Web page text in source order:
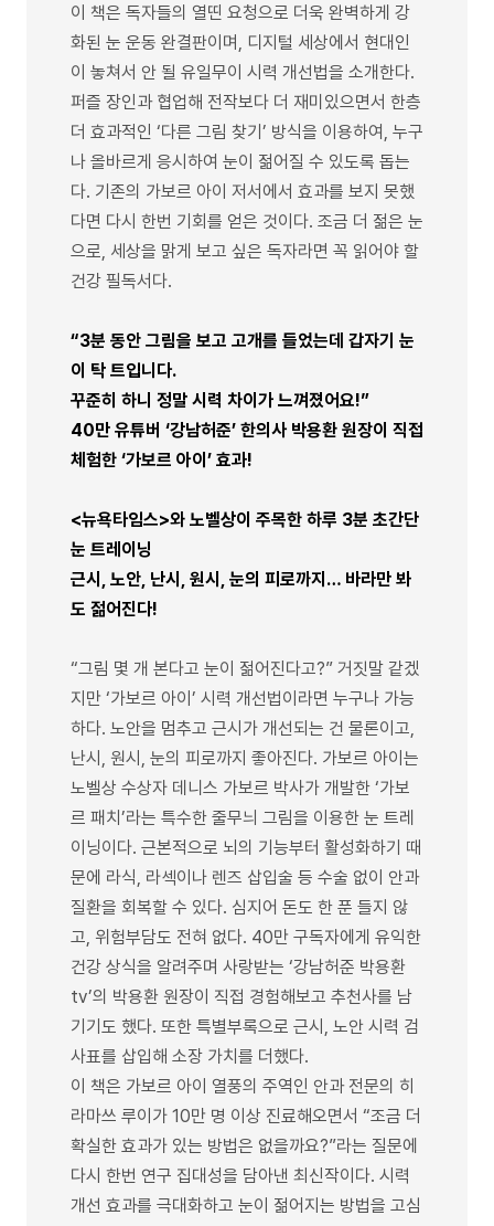
이 책은 독자들의 열띤 요청으로 더욱 완벽하게 강
화된 눈 운동 완결판이며, 디지털 세상에서 현대인
이 놓쳐서 안 될 유일무이 시력 개선법을 소개한다.
퍼즐 장인과 협업해 전작보다 더 재미있으면서 한층
더 효과적인 ‘다른 그림 찾기’ 방식을 이용하여, 누구
나 올바르게 응시하여 눈이 젊어질 수 있도록 돕는
다. 기존의 가보르 아이 저서에서 효과를 보지 못했
다면 다시 한번 기회를 얻은 것이다. 조금 더 젊은 눈
으로, 세상을 맑게 보고 싶은 독자라면 꼭 읽어야 할
건강 필독서다.
“3분 동안 그림을 보고 고개를 들었는데 갑자기 눈
이 탁 트입니다.
꾸준히 하니 정말 시력 차이가 느껴졌어요!”
40만 유튜버 ‘강남허준’ 한의사 박용환 원장이 직접
체험한 ‘가보르 아이’ 효과!
<뉴욕타임스>와 노벨상이 주목한 하루 3분 초간단
눈 트레이닝
근시, 노안, 난시, 원시, 눈의 피로까지… 바라만 봐
도 젊어진다!
“그림 몇 개 본다고 눈이 젊어진다고?” 거짓말 같겠
지만 ‘가보르 아이’ 시력 개선법이라면 누구나 가능
하다. 노안을 멈추고 근시가 개선되는 건 물론이고,
난시, 원시, 눈의 피로까지 좋아진다. 가보르 아이는
노벨상 수상자 데니스 가보르 박사가 개발한 ‘가보
르 패치’라는 특수한 줄무늬 그림을 이용한 눈 트레
이닝이다. 근본적으로 뇌의 기능부터 활성화하기 때
문에 라식, 라섹이나 렌즈 삽입술 등 수술 없이 안과
질환을 회복할 수 있다. 심지어 돈도 한 푼 들지 않
고, 위험부담도 전혀 없다. 40만 구독자에게 유익한
건강 상식을 알려주며 사랑받는 ‘강남허준 박용환
tv’의 박용환 원장이 직접 경험해보고 추천사를 남
기기도 했다. 또한 특별부록으로 근시, 노안 시력 검
사표를 삽입해 소장 가치를 더했다.
이 책은 가보르 아이 열풍의 주역인 안과 전문의 히
라마쓰 루이가 10만 명 이상 진료해오면서 “조금 더
확실한 효과가 있는 방법은 없을까요?”라는 질문에
다시 한번 연구 집대성을 담아낸 최신작이다. 시력
개선 효과를 극대화하고 눈이 젊어지는 방법을 고심